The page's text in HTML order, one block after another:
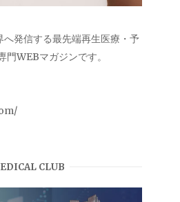
発信する最先端再生医療・予
WEBマガジンです。
CLUB